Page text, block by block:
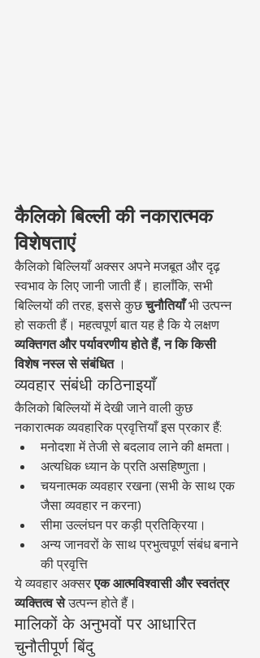
कैलिको बिल्ली की नकारात्मक
विशेषताएं
कैलिको बिल्लियाँ अक्सर अपने मजबूत और दृढ़
स्वभाव के लिए जानी जाती हैं। हालाँकि, सभी
बिल्लियों की तरह, इससे कुछ चुनौतियाँ भी उत्पन्न
हो सकती हैं। महत्वपूर्ण बात यह है कि ये लक्षण
व्यक्तिगत और पर्यावरणीय होते हैं, न कि किसी
विशेष नस्ल से संबंधित ।
व्यवहार संबंधी कठिनाइयाँ
कैलिको बिल्लियों में देखी जाने वाली कुछ
नकारात्मक व्यवहारिक प्रवृत्तियाँ इस प्रकार हैं:
मनोदशा में तेजी से बदलाव लाने की क्षमता।
अत्यधिक ध्यान के प्रति असहिष्णुता।
चयनात्मक व्यवहार रखना (सभी के साथ एक
जैसा व्यवहार न करना)
सीमा उल्लंघन पर कड़ी प्रतिक्रिया।
अन्य जानवरों के साथ प्रभुत्वपूर्ण संबंध बनाने
की प्रवृत्ति
ये व्यवहार अक्सर एक आत्मविश्वासी और स्वतंत्र
व्यक्तित्व से उत्पन्न होते हैं।
मालिकों के अनुभवों पर आधारित
चुनौतीपूर्ण बिंदु